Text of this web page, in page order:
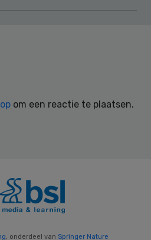
om een reactie te plaatsen.
, onderdeel van Springer Nature